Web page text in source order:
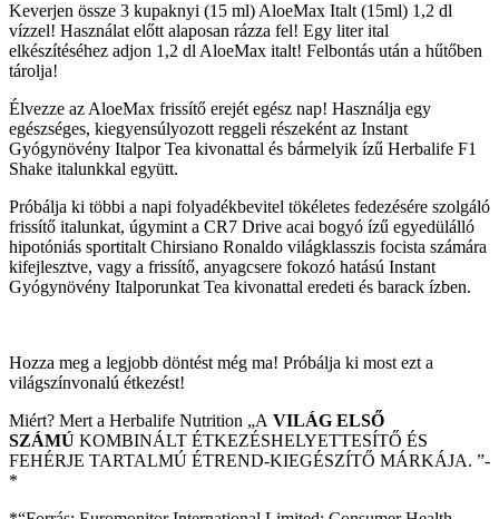
Keverjen össze 3 kupaknyi (15 ml) AloeMax Italt (15ml) 1,2 dl
vízzel! Használat előtt alaposan rázza fel! Egy liter ital
elkészítéséhez adjon 1,2 dl AloeMax italt! Felbontás után a hűtőben
tárolja!
Élvezze az AloeMax frissítő erejét egész nap! Használja egy
egészséges, kiegyensúlyozott reggeli részeként az Instant
Gyógynövény Italpor Tea kivonattal és bármelyik ízű Herbalife F1
Shake italunkkal együtt.
Próbálja ki többi a napi folyadékbevitel tökéletes fedezésére szolgáló
frissítő italunkat, úgymint a CR7 Drive acai bogyó ízű egyedülálló
hipotóniás sportitalt Chirsiano Ronaldo világklasszis focista számára
kifejlesztve, vagy a frissítő, anyagcsere fokozó hatású Instant
Gyógynövény Italporunkat Tea kivonattal eredeti és barack ízben.
Hozza meg a legjobb döntést még ma! Próbálja ki most ezt a
világszínvonalú étkezést!
Miért? Mert a Herbalife Nutrition „A VILÁG ELSŐ
SZÁMÚ KOMBINÁLT ÉTKEZÉSHELYETTESÍTŐ ÉS
FEHÉRJE TARTALMÚ ÉTREND-KIEGÉSZÍTŐ MÁRKÁJA. ”­­
*